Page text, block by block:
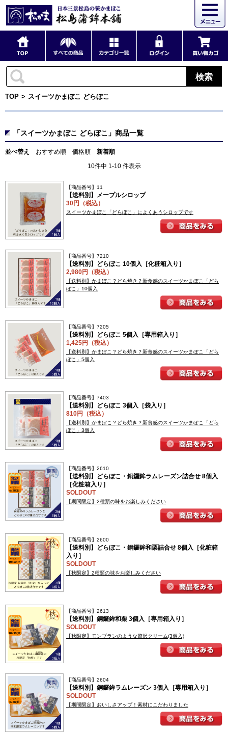
検索
TOP スイーツかまぼこ どらぼこ
「スイーツかまぼこ どらぼこ」商品一覧
並べ替え おすすめ順 価格順
新着順
10件中 1-10 件表示
【商品番号】11
【送料別】メープルシロップ
30円（税込）
スイーツかまぼこ「どらぼこ」によくあうシロップです
【商品番号】7210
【送料別】どらぼこ 10個入［化粧箱入り］
2,980円（税込）
【送料別】かまぼこ？どら焼き？新食感のスイーツかまぼこ「どら
ぼこ」10個入
【商品番号】7205
【送料別】どらぼこ 5個入［専用箱入り］
1,425円（税込）
【送料別】かまぼこ？どら焼き？新食感のスイーツかまぼこ「どら
ぼこ」5個入
【商品番号】7403
【送料別】どらぼこ 3個入［袋入り］
810円（税込）
【送料別】かまぼこ？どら焼き？新食感のスイーツかまぼこ「どら
ぼこ」3個入
【商品番号】2610
【送料別】どらぼこ・銅鑼鉾ラムレーズン詰合せ 8個入
［化粧箱入り］
SOLDOUT
【期間限定】2種類の味をお楽しみください
【商品番号】2600
【送料別】どらぼこ・銅鑼鉾和栗詰合せ 8個入［化粧箱
入り］
SOLDOUT
【秋限定】2種類の味をお楽しみください
【商品番号】2613
【送料別】銅鑼鉾和栗 3個入［専用箱入り］
SOLDOUT
【秋限定】モンブランのような贅沢クリーム(3個入)
【商品番号】2604
【送料別】銅鑼鉾ラムレーズン 3個入［専用箱入り］
SOLDOUT
【期間限定】おいしさアップ！素材にこだわりました